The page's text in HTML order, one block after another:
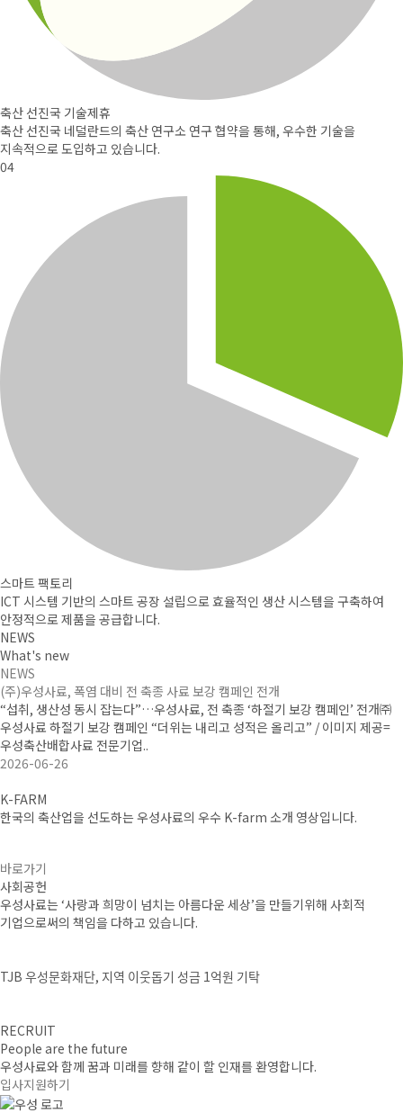
축산 선진국 기술제휴
축산 선진국 네덜란드의 축산 연구소 연구 협약을 통해, 우수한 기술을
지속적으로 도입하고 있습니다.
04
스마트 팩토리
ICT 시스템 기반의 스마트 공장 설립으로 효율적인 생산 시스템을 구축하여
안정적으로 제품을 공급합니다.
NEWS
What's new
NEWS
(주)우성사료, 폭염 대비 전 축종 사료 보강 캠페인 전개
“섭취, 생산성 동시 잡는다”…우성사료, 전 축종 ‘하절기 보강 캠페인’ 전개㈜
우성사료 하절기 보강 캠페인 “더위는 내리고 성적은 올리고” / 이미지 제공=
우성축산배합사료 전문기업..
2026-06-26
K-FARM
한국의 축산업을 선도하는 우성사료의 우수 K-farm 소개 영상입니다.
바로가기
사회공헌
우성사료는 ‘사랑과 희망이 넘치는 아름다운 세상’을 만들기위해 사회적
기업으로써의 책임을 다하고 있습니다.
TJB 우성문화재단, 지역 이웃돕기 성금 1억원 기탁
RECRUIT
People are the future
우성사료와 함께 꿈과 미래를 향해 같이 할 인재를 환영합니다.
입사지원하기